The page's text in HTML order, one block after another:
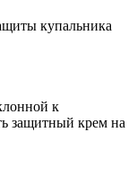
купальника
к
защитный крем на